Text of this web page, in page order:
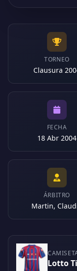
TORNEO
Clausura
FECHA
18 Abr 2004
ÁRBITRO
Martin,
Lotto